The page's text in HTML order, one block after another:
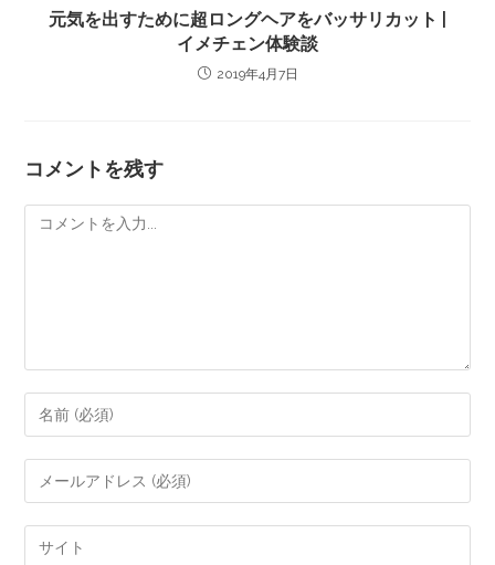
元気を出すために超ロングヘアをバッサリカット |
イメチェン体験談
2019年4月7日
コメントを残す